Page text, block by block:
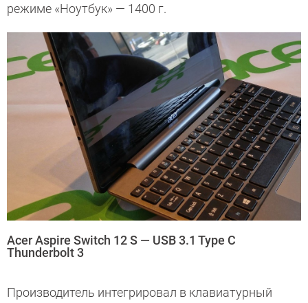
режиме «Ноутбук» — 1400 г.
Acer Aspire Switch 12 S — USB 3.1 Type C
Thunderbolt 3
Производитель интегрировал в клавиатурный